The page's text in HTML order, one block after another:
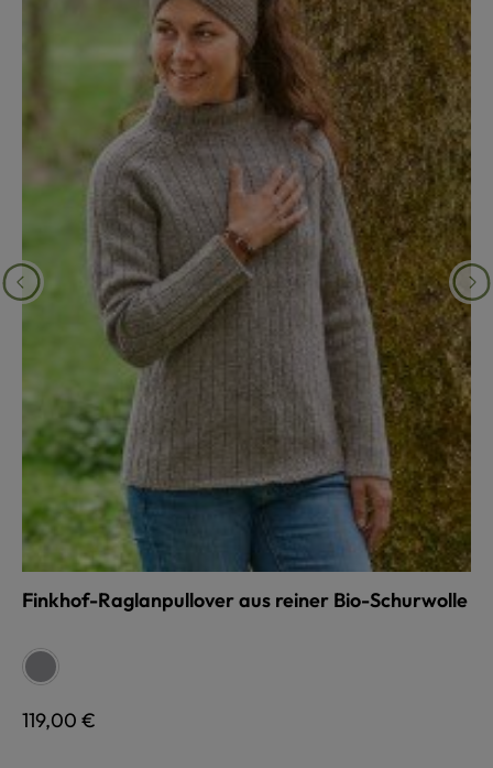
Finkhof-Raglanpullover aus reiner Bio-Schurwolle
Farbe
grau
Regulärer Preis:
119,00 €